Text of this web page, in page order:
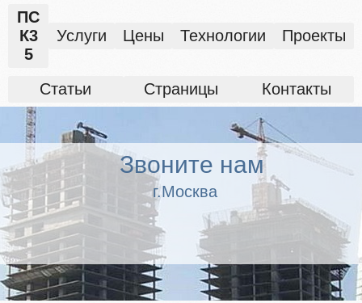
ПС
К3
5
Услуги Цены Технологии Проекты
Статьи Страницы Контакты
Звоните нам
г.Москва